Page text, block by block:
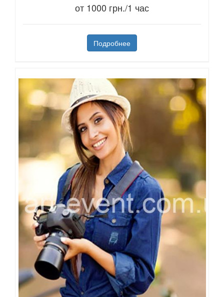
от 1000 грн./1 час
Подробнее